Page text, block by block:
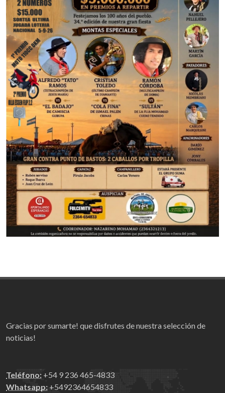
Gracias por sumarte! que disfrutes de nuestra selección de
noticias!
Teléfono: +54 9 236 465-4833
Whatsapp: +5492364654833